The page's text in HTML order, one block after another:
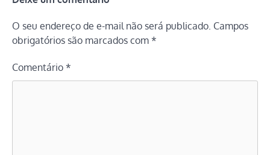
O seu endereço de e-mail não será publicado. Campos
obrigatórios são marcados com *
Comentário *